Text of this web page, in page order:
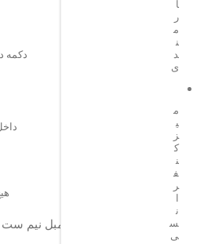
ا
ر
م
ن
د
ی
م
ی
ز
ک
ن
ف
ر
ا
ن
س
ی
دکمه
که دیدگاهی می نویسد “مبل نیم ست